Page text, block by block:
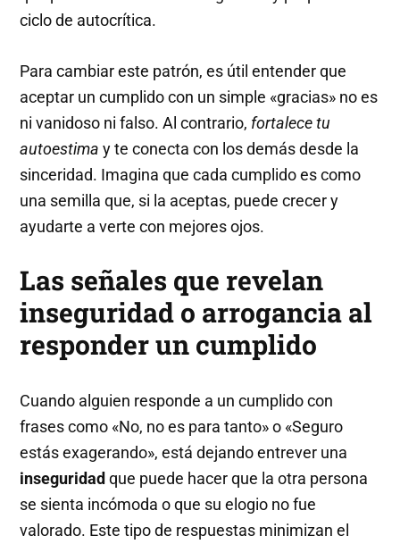
ciclo de autocrítica.
Para cambiar este patrón, es útil entender que
aceptar un cumplido con un simple «gracias» no es
ni vanidoso ni falso. Al contrario, fortalece tu
autoestima y te conecta con los demás desde la
sinceridad. Imagina que cada cumplido es como
una semilla que, si la aceptas, puede crecer y
ayudarte a verte con mejores ojos.
Las señales que revelan
inseguridad o arrogancia al
responder un cumplido
Cuando alguien responde a un cumplido con
frases como «No, no es para tanto» o «Seguro
estás exagerando», está dejando entrever una
inseguridad que puede hacer que la otra persona
se sienta incómoda o que su elogio no fue
valorado. Este tipo de respuestas minimizan el